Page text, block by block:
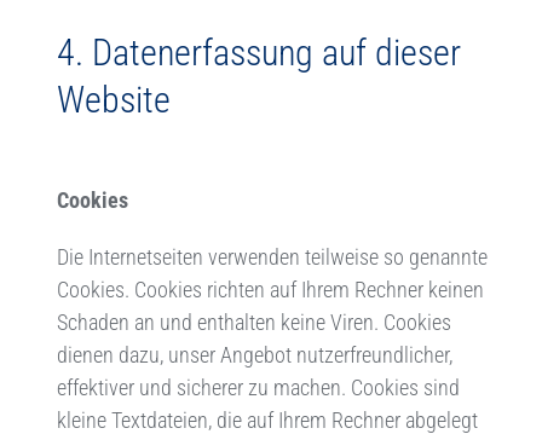
4. Datenerfassung auf dieser
Website
Cookies
Die Internetseiten verwenden teilweise so genannte
Cookies. Cookies richten auf Ihrem Rechner keinen
Schaden an und enthalten keine Viren. Cookies
dienen dazu, unser Angebot nutzerfreundlicher,
effektiver und sicherer zu machen. Cookies sind
kleine Textdateien, die auf Ihrem Rechner abgelegt